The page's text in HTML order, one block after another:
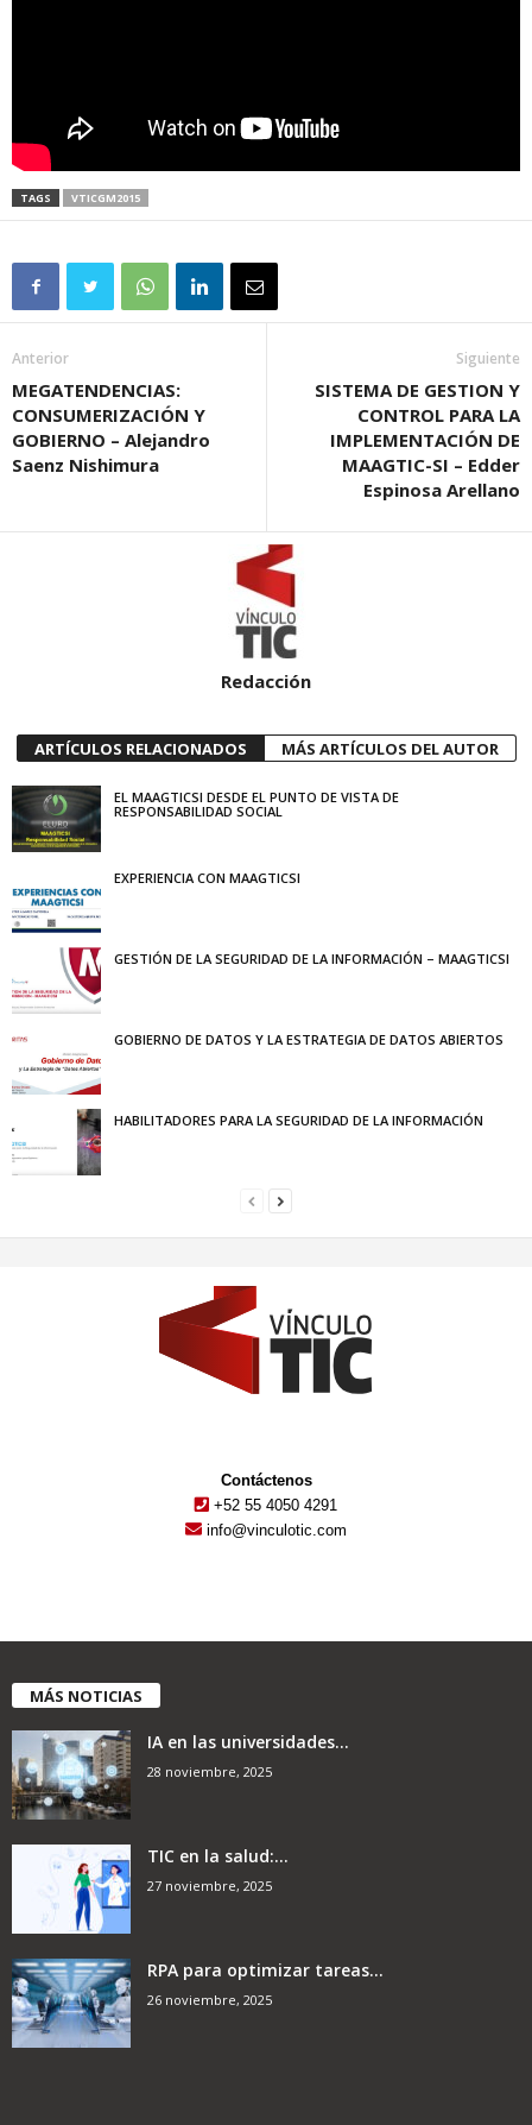
TAGS VTICGM2015
Anterior
MEGATENDENCIAS:
CONSUMERIZACIÓN Y
GOBIERNO – Alejandro
Saenz Nishimura
Siguiente
SISTEMA DE GESTION Y
CONTROL PARA LA
IMPLEMENTACIÓN DE
MAAGTIC-SI – Edder
Espinosa Arellano
Redacción
ARTÍCULOS RELACIONADOS MÁS ARTÍCULOS DEL AUTOR
EL MAAGTICSI DESDE EL PUNTO DE VISTA DE
RESPONSABILIDAD SOCIAL
EXPERIENCIA CON MAAGTICSI
GESTIÓN DE LA SEGURIDAD DE LA INFORMACIÓN – MAAGTICSI
GOBIERNO DE DATOS Y LA ESTRATEGIA DE DATOS ABIERTOS
HABILITADORES PARA LA SEGURIDAD DE LA INFORMACIÓN
Contáctenos
+52 55 4050 4291
info@vinculotic.com
MÁS NOTICIAS
IA en las universidades...
28 noviembre, 2025
TIC en la salud:...
27 noviembre, 2025
RPA para optimizar tareas...
26 noviembre, 2025